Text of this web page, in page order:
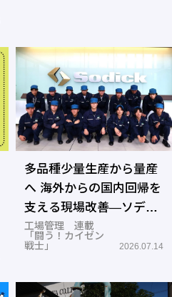
多品種少量生産から量産
へ 海外からの国内回帰を
支える現場改善―ソディ
ック 加賀事業所
工場管理 連載
「闘う！カイゼン
戦士」
2026.07.14